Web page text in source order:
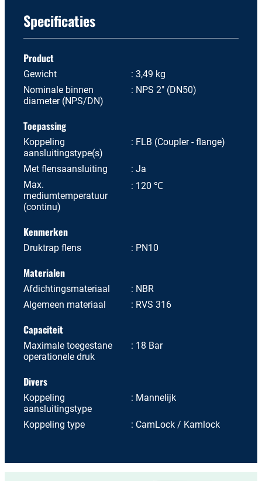
Specificaties
Product
Gewicht
3,49 kg
Nominale binnen
diameter (NPS/DN)
NPS 2" (DN50)
Toepassing
Koppeling
aansluitingstype(s)
FLB (Coupler - flange)
Met flensaansluiting
Ja
Max.
mediumtemperatuur
(continu)
120 ℃
Kenmerken
Druktrap flens PN10
Materialen
Afdichtingsmateriaal
NBR
Algemeen materiaal
RVS 316
Capaciteit
Maximale toegestane
operationele druk
18 Bar
Divers
Koppeling
aansluitingstype
Mannelijk
Koppeling type CamLock / Kamlock